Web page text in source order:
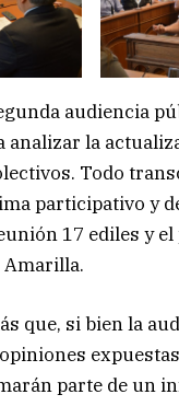
audiencia
analizar la
Todo
participativo y
17 ediles y
Amarilla.
que, si bien la
parte de un